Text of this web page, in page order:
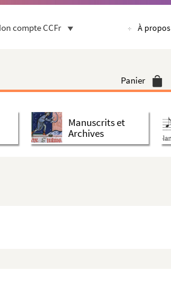
compte CCFr À propos
Panier
Manuscrits et
Archives